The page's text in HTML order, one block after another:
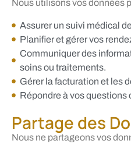
Nous utilisons vos données
Assurer un suivi médical
Planifier et gérer vos
Communiquer des
soins ou traitements.
Gérer la facturation et les
Répondre à vos questions
Partage des
Nous ne partageons vos